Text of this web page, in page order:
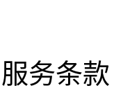
务条款